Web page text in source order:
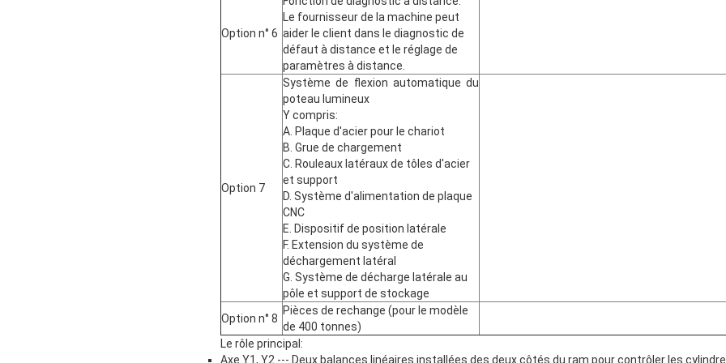
Option n° 6
Le fournisseur de la machine peut
aider le client dans le diagnostic de
défaut à distance et le réglage de
paramètres à distance.
Option 7
Système de flexion automatique du
poteau lumineux
Y compris:
A. Plaque d'acier pour le chariot
B. Grue de chargement
C. Rouleaux latéraux de tôles d'acier
et support
D. Système d'alimentation de plaque
CNC
E. Dispositif de position latérale
F. Extension du système de
déchargement latéral
G. Système de décharge latérale au
pôle et support de stockage
Option n° 8
Pièces de rechange (pour le modèle
de 400 tonnes)
Le rôle principal:
Axe Y1, Y2 --- Deux balances linéaires installées des deux côtés du ram pour contrôler les